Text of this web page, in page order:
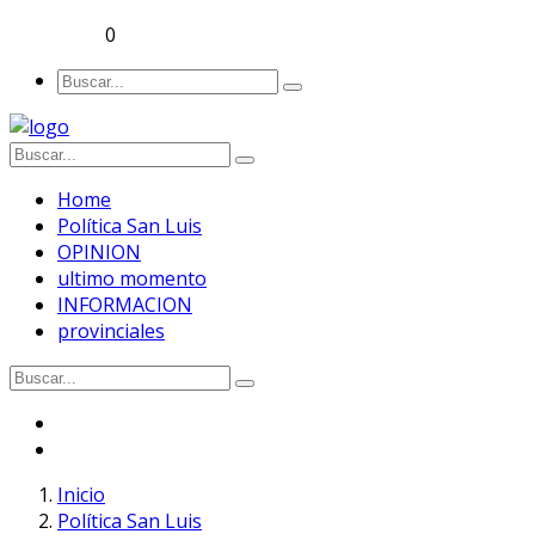
0
Home
Política San Luis
OPINION
ultimo momento
INFORMACION
provinciales
Inicio
Política San Luis